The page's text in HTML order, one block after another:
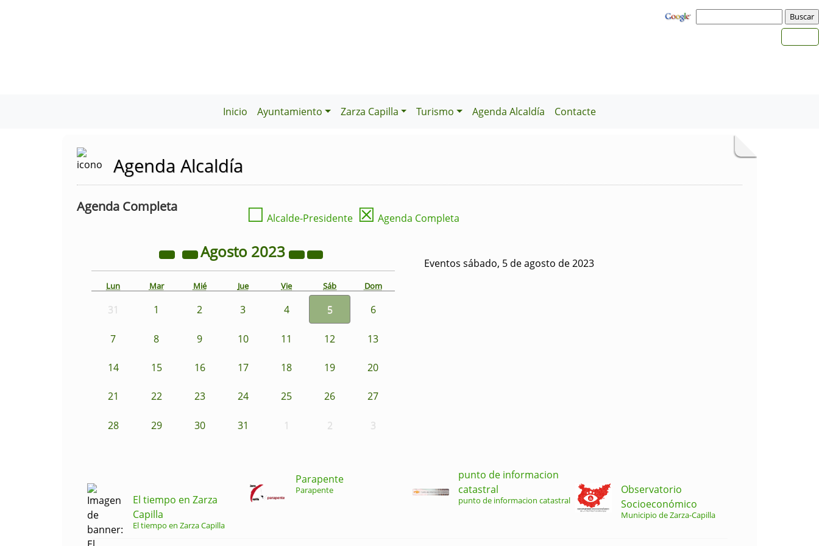
Inicio Ayuntamiento Zarza Capilla Turismo Agenda Alcaldía Contacte
Agenda Alcaldía
Agenda Completa ☐ Alcalde-Presidente ☒ Agenda Completa
Agosto 2023
Lun Mar Mié Jue Vie Sáb Dom
31 1 2 3 4 5 6
7 8 9 10 11 12 13
14 15 16 17 18 19 20
21 22 23 24 25 26 27
28 29 30 31 1 2 3
Eventos sábado, 5 de agosto de 2023
El tiempo en Zarza
Capilla
El tiempo en Zarza Capilla
Parapente
Parapente
punto de informacion
catastral
punto de informacion catastral
Observatorio
Socioeconómico
Municipio de Zarza-Capilla